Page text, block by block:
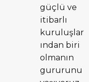
güçlü ve
itibarlı
kuruluşlar
ından biri
olmanın
gururunu